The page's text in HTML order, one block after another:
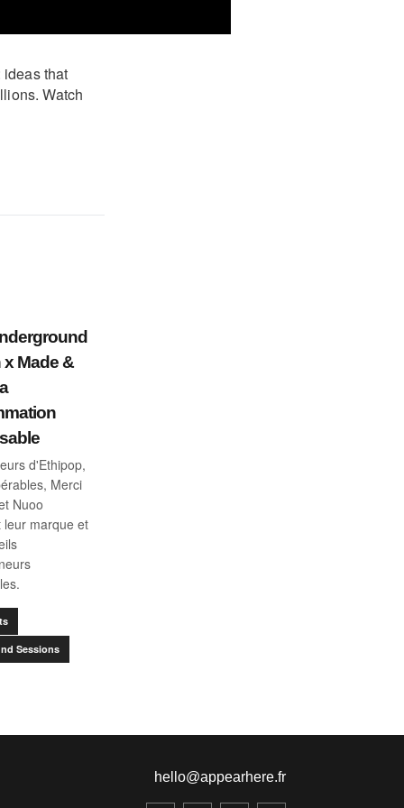
that
Watch
Made &
d'Ethipop,
Merci
Nuoo
leur marque et
Sessions
hello@appearhere.fr